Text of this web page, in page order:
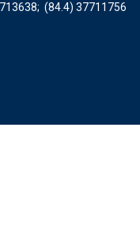
(84.4) 37711756